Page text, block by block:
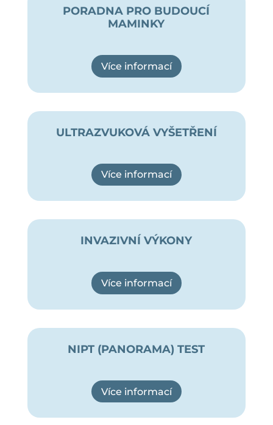
PORADNA PRO BUDOUCÍ
MAMINKY
Více informací
ULTRAZVUKOVÁ VYŠETŘENÍ
Více informací
INVAZIVNÍ VÝKONY
Více informací
NIPT (PANORAMA) TEST
Více informací